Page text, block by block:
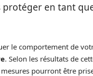
protéger en tant
le comportement de
. Selon les résultats de
pourront être